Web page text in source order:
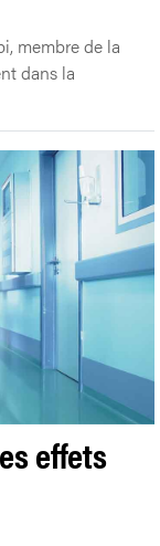
membre de la
dans la
effets